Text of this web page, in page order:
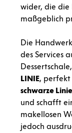
wider, die die
maßgeblich
Die
des Services
LINIE, perfekt
schwarze Linie
und schafft
makellosen
jedoch